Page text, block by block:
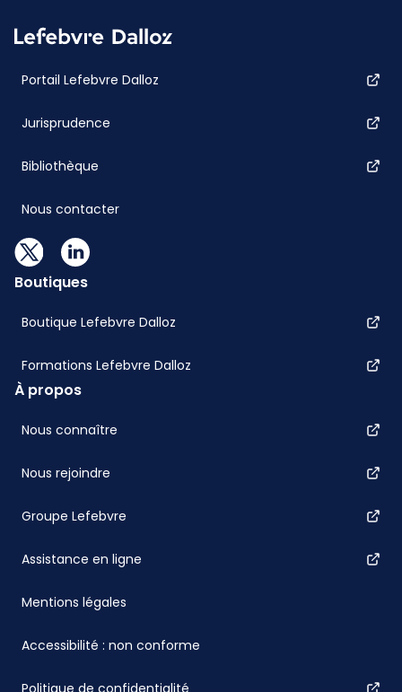
Portail Lefebvre Dalloz
Jurisprudence
Bibliothèque
Nous contacter
Boutiques
Boutique Lefebvre Dalloz
Formations Lefebvre Dalloz
À propos
Nous connaître
Nous rejoindre
Groupe Lefebvre
Assistance en ligne
Mentions légales
Accessibilité : non conforme
Politique de confidentialité